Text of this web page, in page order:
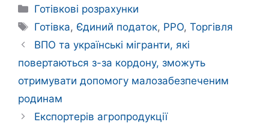
Категорії
Готівкові розрахунки
Позначки
Готівка, Єдиний податок, РРО,Торгівля
ВПО та українські мігранти, які
повертаються з-за кордону, зможуть
отримувати допомогу малозабезпеченим
родинам
Експортерів агропродукції